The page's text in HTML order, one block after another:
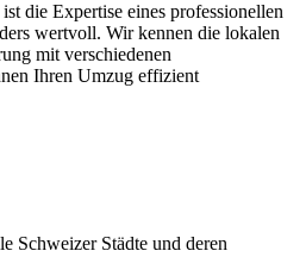
die Expertise eines professionellen
wertvoll. Wir kennen die lokalen
mit verschiedenen
Ihren Umzug effizient
Schweizer Städte und deren